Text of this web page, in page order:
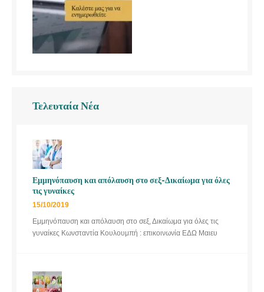
Τελευταία Νέα
Εμμηνόπαυση και απόλαυση στο σεξ-Δικαίωμα για όλες
τις γυναίκες
15/10/2019
Εμμηνόπαυση και απόλαυση στο σεξ, Δικαίωμα για όλες τις
γυναίκες Κωνσταντία Κουλουμπή : επικοινωνία ΕΔΩ Μαιευ